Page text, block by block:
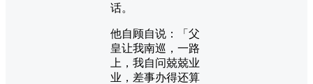
话。
他自顾自说：「父
皇让我南巡，一路
上，我自问兢兢业
业，差事办得还算